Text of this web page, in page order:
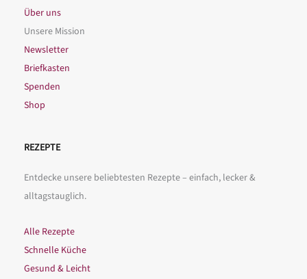
Über uns
Unsere Mission
Newsletter
Briefkasten
Spenden
Shop
REZEPTE
Entdecke unsere beliebtesten Rezepte – einfach, lecker &
alltagstauglich.
Alle Rezepte
Schnelle Küche
Gesund & Leicht